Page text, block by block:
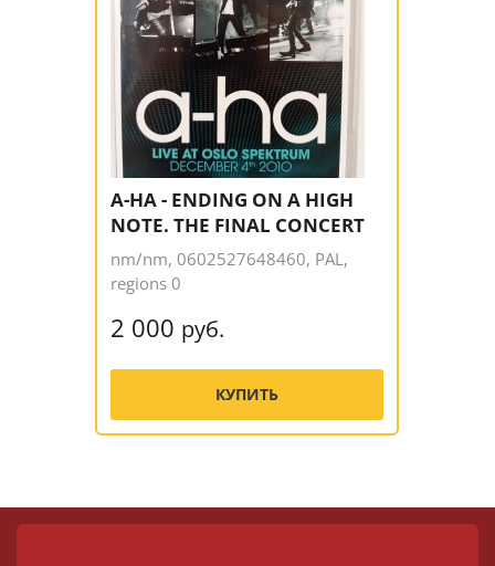
A-HA - ENDING ON A HIGH
NOTE. THE FINAL CONCERT
nm/nm, 0602527648460, PAL,
regions 0
2 000 руб.
КУПИТЬ